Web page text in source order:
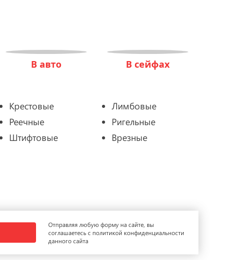
В авто В сейфах
Крестовые
Лимбовые
Реечные
Ригельные
Штифтовые
Врезные
Отправляя любую форму на сайте, вы
соглашаетесь с политикой конфиденциальности
данного сайта